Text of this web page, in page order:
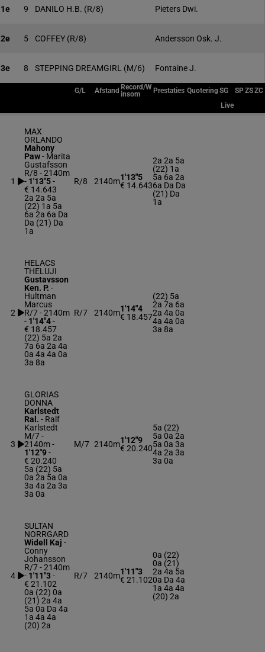
1e 9 DANILO H.B. (R/8) Pieters Dwi.
2e 5 COFFEY (R/8) Andersson Osk. J.
3e 8 STEPPING DREAMGIRL (M/6) Fontaine J.
G/L Afstand Record/W
insom
Prestaties QuoteringSG SPZSZC
Live
1
MAX
ORLANDO
Mahony
Paw- Marita
Gustafsson
R/8 - 2140m
- 1'13"5-
€ 14.643
2a 2a 5a
(22) 1a 5a
6a 2a 6a Da
Da (21) Da
1a
R/8 2140m1'13"5
€ 14.643
2a 2a 5a
(22) 1a
5a 6a 2a
6a Da Da
(21) Da
1a
2
HELACS
THELUJI
Gustavsson
Ken. P. -
Hultman
Marcus
R/7 - 2140m
- 1'14"4-
€ 18.457
(22) 5a 2a
7a 6a 2a 4a
0a 4a 4a 0a
3a 8a
R/7 2140m1'14"4
€ 18.457
(22) 5a
2a 7a 6a
2a 4a 0a
4a 4a 0a
3a 8a
3
GLORIAS
DONNA
Karlstedt
Ral. - Ralf
Karlstedt
M/7 -
2140m-
1'12"9-
€ 20.240
5a (22) 5a
0a 2a 5a 0a
3a 4a 2a 3a
3a 0a
M/7 2140m1'12"9
€ 20.240
5a (22)
5a 0a 2a
5a 0a 3a
4a 2a 3a
3a 0a
4
SULTAN
NORRGARD
Widell Kaj -
Conny
Johansson
R/7 - 2140m
- 1'11"3-
€ 21.102
0a (22) 0a
(21) 2a 4a
5a 0a Da 4a
1a 4a 4a
(20) 2a
R/7 2140m1'11"3
€ 21.102
0a (22)
0a (21)
2a 4a 5a
0a Da 4a
1a 4a 4a
(20) 2a